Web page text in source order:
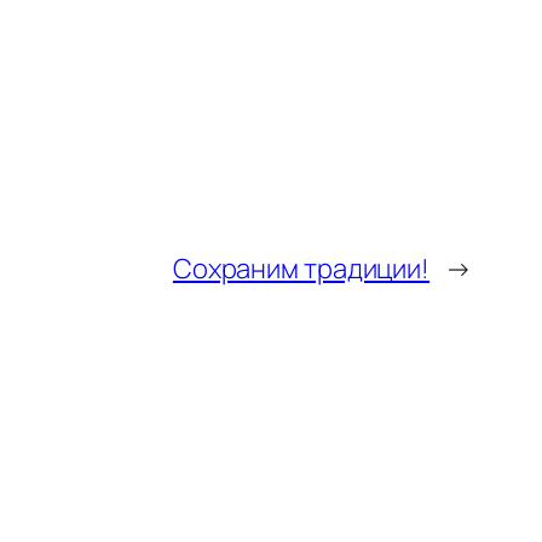
Сохраним традиции! →